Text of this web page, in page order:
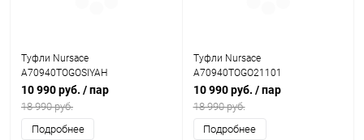
Туфли Nursace
A70940TOGOSIYAH
10 990 руб. / пар
18 990 руб.
Подробнее
Туфли Nursace
A70940TOGO21101
10 990 руб. / пар
18 990 руб.
Подробнее